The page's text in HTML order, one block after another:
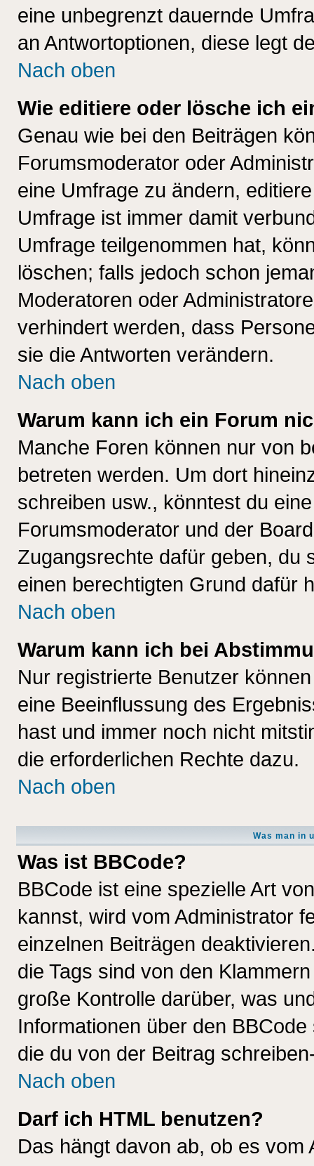
eine unbegrenzt dauernde
an Antwortoptionen, diese legt
Nach oben
Wie editiere oder lösche ich
Genau wie bei den Beiträgen
Forumsmoderator oder
eine Umfrage zu ändern,
Umfrage ist immer damit
Umfrage teilgenommen hat,
löschen; falls jedoch schon
Moderatoren oder
verhindert werden, dass
sie die Antworten verändern.
Nach oben
Warum kann ich ein Forum
Manche Foren können nur von
betreten werden. Um dort
schreiben usw., könntest du
Forumsmoderator und der
Zugangsrechte dafür geben, du
einen berechtigten Grund dafür
Nach oben
Warum kann ich bei
Nur registrierte Benutzer
eine Beeinflussung des
hast und immer noch nicht
die erforderlichen Rechte dazu.
Nach oben
Was man in
Was ist BBCode?
BBCode ist eine spezielle Art
kannst, wird vom Administrator
einzelnen Beiträgen
die Tags sind von den
große Kontrolle darüber, was
Informationen über den
die du von der Beitrag
Nach oben
Darf ich HTML benutzen?
Das hängt davon ab, ob es